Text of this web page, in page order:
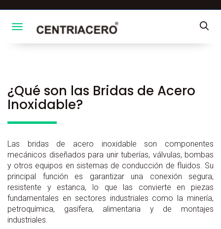
Toggle navigation
¿Qué son las Bridas de Acero
Inoxidable?
Las bridas de acero inoxidable son componentes
mecánicos diseñados para unir tuberías, válvulas, bombas
y otros equipos en sistemas de conducción de fluidos. Su
principal función es garantizar una conexión segura,
resistente y estanca, lo que las convierte en piezas
fundamentales en sectores industriales como la minería,
petroquímica, gasífera, alimentaria y de montajes
industriales.